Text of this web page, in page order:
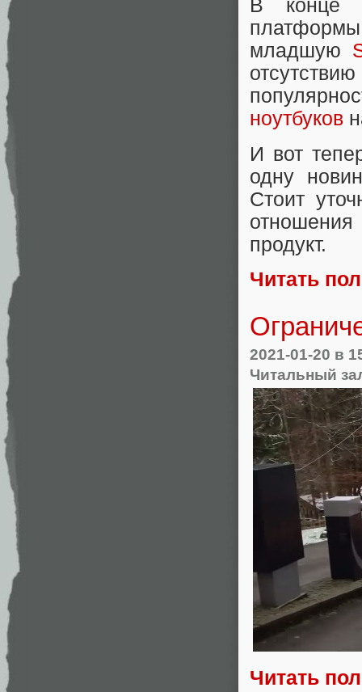
В конце
младшую
ноутбуков
И вот
одну
Стоит
продукт.
Читать
2021-01-20 в
Читальный
Читать